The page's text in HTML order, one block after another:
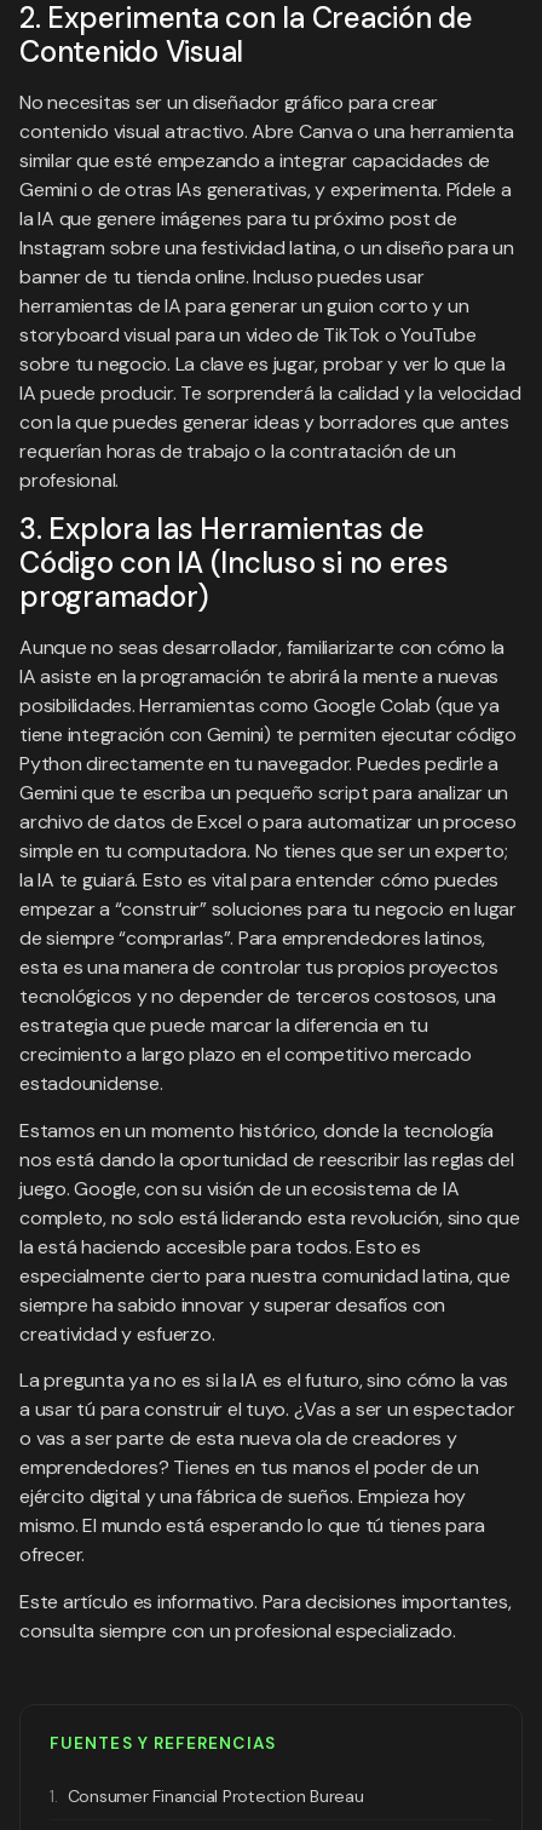
2. Experimenta con la Creación de
Contenido Visual
No necesitas ser un diseñador gráfico para crear
contenido visual atractivo. Abre Canva o una herramienta
similar que esté empezando a integrar capacidades de
Gemini o de otras IAs generativas, y experimenta. Pídele a
la IA que genere imágenes para tu próximo post de
Instagram sobre una festividad latina, o un diseño para un
banner de tu tienda online. Incluso puedes usar
herramientas de IA para generar un guion corto y un
storyboard visual para un video de TikTok o YouTube
sobre tu negocio. La clave es jugar, probar y ver lo que la
IA puede producir. Te sorprenderá la calidad y la velocidad
con la que puedes generar ideas y borradores que antes
requerían horas de trabajo o la contratación de un
profesional.
3. Explora las Herramientas de
Código con IA (Incluso si no eres
programador)
Aunque no seas desarrollador, familiarizarte con cómo la
IA asiste en la programación te abrirá la mente a nuevas
posibilidades. Herramientas como Google Colab (que ya
tiene integración con Gemini) te permiten ejecutar código
Python directamente en tu navegador. Puedes pedirle a
Gemini que te escriba un pequeño script para analizar un
archivo de datos de Excel o para automatizar un proceso
simple en tu computadora. No tienes que ser un experto;
la IA te guiará. Esto es vital para entender cómo puedes
empezar a “construir” soluciones para tu negocio en lugar
de siempre “comprarlas”. Para emprendedores latinos,
esta es una manera de controlar tus propios proyectos
tecnológicos y no depender de terceros costosos, una
estrategia que puede marcar la diferencia en tu
crecimiento a largo plazo en el competitivo mercado
estadounidense.
Estamos en un momento histórico, donde la tecnología
nos está dando la oportunidad de reescribir las reglas del
juego. Google, con su visión de un ecosistema de IA
completo, no solo está liderando esta revolución, sino que
la está haciendo accesible para todos. Esto es
especialmente cierto para nuestra comunidad latina, que
siempre ha sabido innovar y superar desafíos con
creatividad y esfuerzo.
La pregunta ya no es si la IA es el futuro, sino cómo la vas
a usar tú para construir el tuyo. ¿Vas a ser un espectador
o vas a ser parte de esta nueva ola de creadores y
emprendedores? Tienes en tus manos el poder de un
ejército digital y una fábrica de sueños. Empieza hoy
mismo. El mundo está esperando lo que tú tienes para
ofrecer.
Este artículo es informativo. Para decisiones importantes,
consulta siempre con un profesional especializado.
FUENTES Y REFERENCIAS
1. Consumer Financial Protection Bureau